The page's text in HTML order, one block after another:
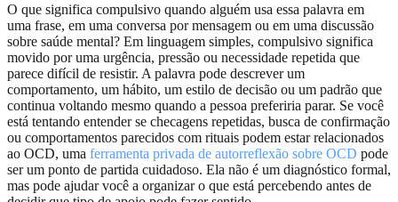
O que significa compulsivo quando alguém usa essa palavra em
uma frase, em uma conversa por mensagem ou em uma discussão
sobre saúde mental? Em linguagem simples, compulsivo significa
movido por uma urgência, pressão ou necessidade repetida que
parece difícil de resistir. A palavra pode descrever um
comportamento, um hábito, um estilo de decisão ou um padrão que
continua voltando mesmo quando a pessoa preferiria parar. Se você
está tentando entender se checagens repetidas, busca de confirmação
ou comportamentos parecidos com rituais podem estar relacionados
ao OCD, uma ferramenta privada de autorreflexão sobre OCD pode
ser um ponto de partida cuidadoso. Ela não é um diagnóstico formal,
mas pode ajudar você a organizar o que está percebendo antes de